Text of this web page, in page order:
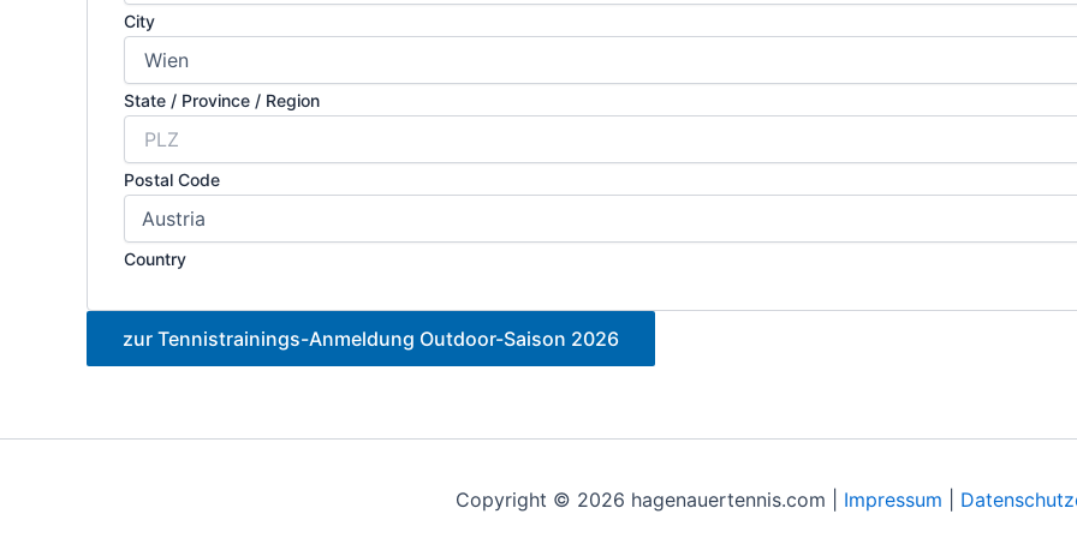
City
State / Province / Region
Postal Code
Country
zur Tennistrainings-Anmeldung Outdoor-Saison 2026
Copyright © 2026 hagenauertennis.com | Impressum